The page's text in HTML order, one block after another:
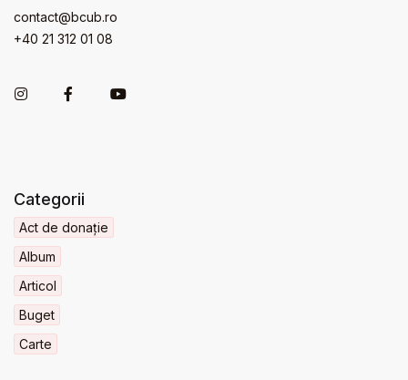
contact@bcub.ro
+40 21 312 01 08
Categorii
Act de donație
Album
Articol
Buget
Carte